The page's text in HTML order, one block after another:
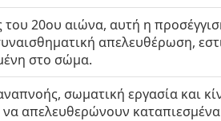
20ου αιώνα, αυτή η
απελευθέρωση,
στο σώμα.
σωματική εργασία και
απελευθερώνουν